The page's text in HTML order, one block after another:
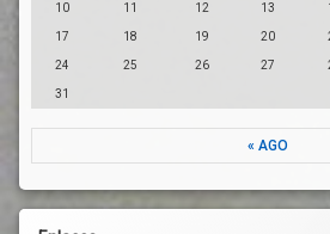
10 11 12 13
17 18 19 20
24 25 26 27
31
« AGO